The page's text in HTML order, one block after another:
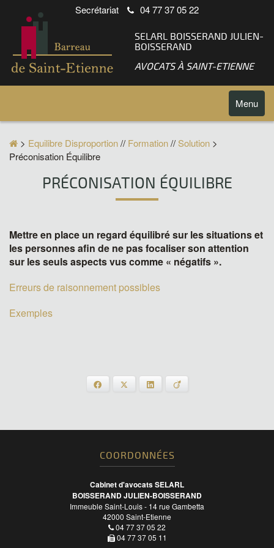
Secrétariat 04 77 37 05 22
SELARL BOISSERAND JULIEN-
BOISSERAND
AVOCATS À SAINT-ETIENNE
Toggle
Menu
> Equilibre Disproportion// Formation//Solution >
Préconisation Équilibre
PRÉCONISATION ÉQUILIBRE
Mettre en place un regard équilibré sur les situations et
les personnes afin de ne pas focaliser son attention
sur les seuls aspects vus comme « négatifs ».
Erreurs de raisonnement possibles
Exemples
Facebook LinkedIn
COORDONNÉES
Cabinet d'avocats SELARL
BOISSERAND JULIEN-BOISSERAND
Immeuble Saint-Louis - 14 rue Gambetta
42000 Saint-Etienne
04 77 37 05 22
04 77 37 05 11